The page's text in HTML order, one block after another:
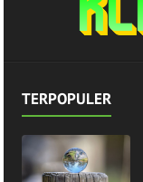
TERPOPULER